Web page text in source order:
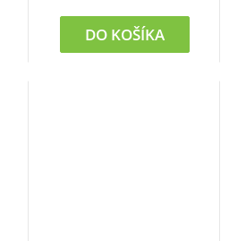
DO KOŠÍKA